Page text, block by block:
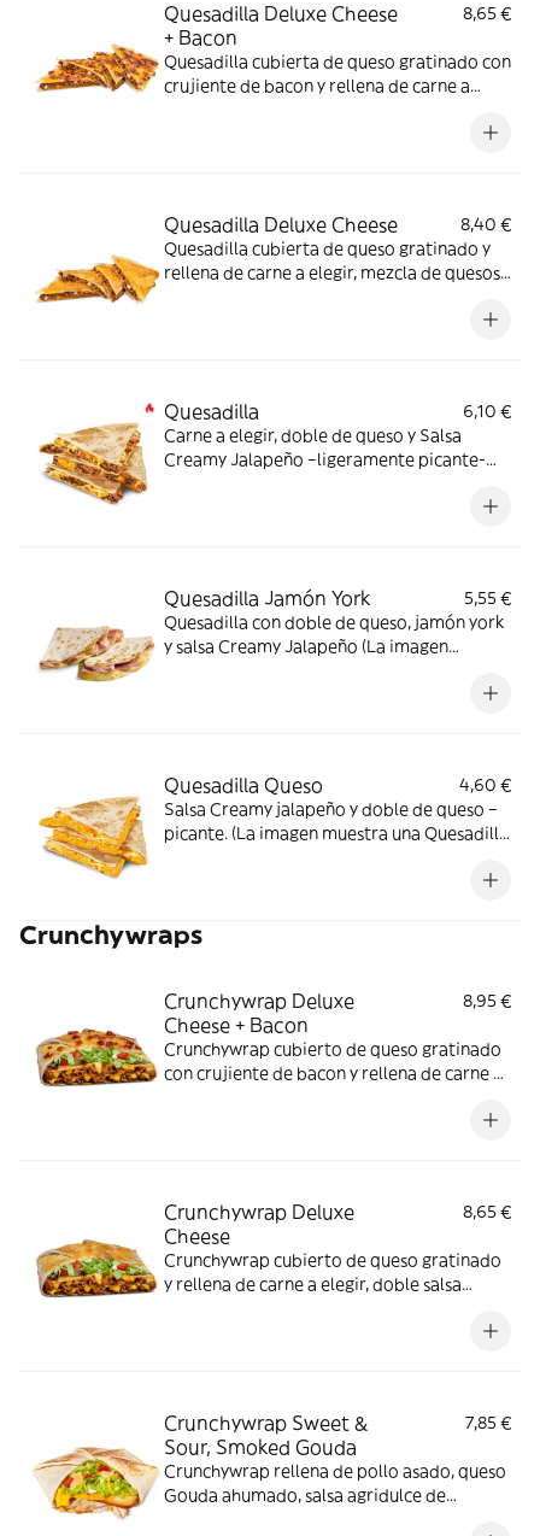
Quesadilla Deluxe Cheese
+ Bacon
8,65 €
Quesadilla cubierta de queso gratinado con
crujiente de bacon y rellena de carne a
Quesadilla Deluxe Cheese
8,40 €
Quesadilla cubierta de queso gratinado y
rellena de carne a elegir, mezcla de quesos
Quesadilla
6,10 €
Carne a elegir, doble de queso y Salsa
Creamy Jalapeño –ligeramente picante-
Quesadilla Jamón York
5,55 €
Quesadilla con doble de queso, jamón york
y salsa Creamy Jalapeño (La imagen
Quesadilla Queso
4,60 €
Salsa Creamy jalapeño y doble de queso –
picante. (La imagen muestra una Quesadilla
Crunchywraps
Crunchywrap Deluxe
Cheese + Bacon
8,95 €
Crunchywrap cubierto de queso gratinado
con crujiente de bacon y rellena de carne a
Crunchywrap Deluxe
Cheese
8,65 €
Crunchywrap cubierto de queso gratinado
y rellena de carne a elegir, doble salsa
Crunchywrap Sweet &
Sour, Smoked Gouda
7,85 €
Crunchywrap rellena de pollo asado, queso
Gouda ahumado, salsa agridulce de